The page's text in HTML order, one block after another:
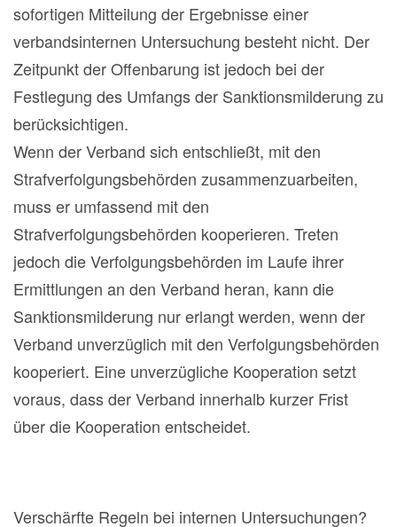
sofortigen Mitteilung der Ergebnisse einer
verbandsinternen Untersuchung besteht nicht. Der
Zeitpunkt der Offenbarung ist jedoch bei der
Festlegung des Umfangs der Sanktionsmilderung zu
berücksichtigen.
Wenn der Verband sich entschließt, mit den
Strafverfolgungsbehörden zusammenzuarbeiten,
muss er umfassend mit den
Strafverfolgungsbehörden kooperieren. Treten
jedoch die Verfolgungsbehörden im Laufe ihrer
Ermittlungen an den Verband heran, kann die
Sanktionsmilderung nur erlangt werden, wenn der
Verband unverzüglich mit den Verfolgungsbehörden
kooperiert. Eine unverzügliche Kooperation setzt
voraus, dass der Verband innerhalb kurzer Frist
über die Kooperation entscheidet.
Verschärfte Regeln bei internen Untersuchungen?